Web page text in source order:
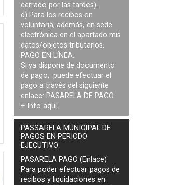
cerrado por las tardes).
d) Para los recibos en
voluntaria, además, en sede
electrónica en el apartado mis
datos/objetos tributarios.
PAGO EN LÍNEA:
Si ya dispone de documento
de pago, puede efectuar el
pago a través del siguiente
enlace: PASARELA DE PAGO
+ Info aquí.
PASSARELA MUNICIPAL DE
PAGOS EN PERIODO
EJECUTIVO
PASARELA PAGO (Enlace)
Para poder efectuar pagos de
recibos y liquidaciones en